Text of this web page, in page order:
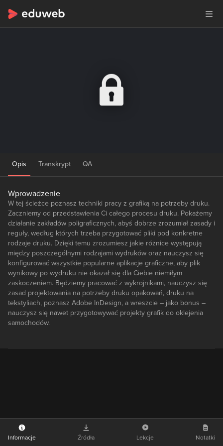
Opis Transkrypt QA
Wprowadzenie
W tej ścieżce poznasz techniki pracy z grafiką na potrzeby druku.
Zaczniemy od przedstawienia Ci całego procesu druku. Pokażemy
działanie zakładów poligraficznych, abyś dobrze zrozumiał zasady i
reguły, według których trzeba przygotować pliki pod konkretne
rodzaje druku. Dzięki temu zrozumiesz jakie różnice występują
między poszczególnymi rodzajami wydruków oraz nauczysz się
konfigurować wszystkie popularne aplikacje graficzne, aby plik
wynikowy po wydruku nie okazał się dla Ciebie niemiłym
zaskoczeniem. Będziemy pracować z wykrojnikami, nauczysz się
zasad projektowania na potrzeby druku opakowań, druku na
tekstyliach, poznasz Adobe InDesign, a wreszcie – jako bonus –
nauczysz się nawet przygotowywać projekty grafik do oklejenia
samochodów.
Informacje Źródła Lekcje Notatki